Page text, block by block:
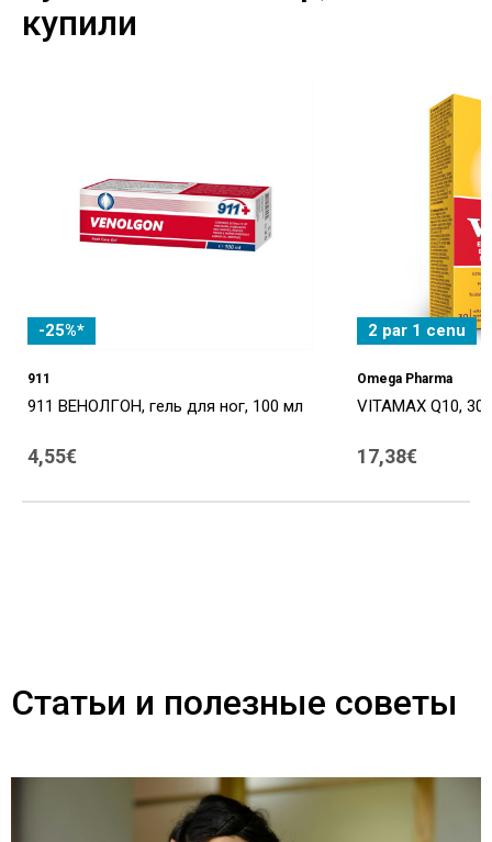
купили
-25%*
911
911 ВЕНОЛГОН, гель для ног, 100 мл
4,55€
2 par 1 cenu
Omega Pharma
VITAMAX Q10, 30
17,38€
Статьи и полезные советы